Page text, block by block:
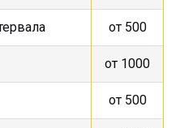
от 500
от 1000
от 500